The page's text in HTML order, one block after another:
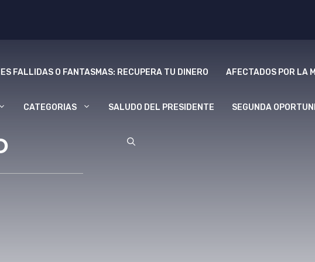
FALLIDAS O FANTASMAS: RECUPERA TU DINERO AFECTADOS POR LA
CATEGORIAS SALUDO DEL PRESIDENTE SEGUNDA